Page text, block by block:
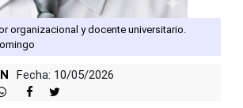
organizacional y docente universitario.
Fecha: 10/05/2026